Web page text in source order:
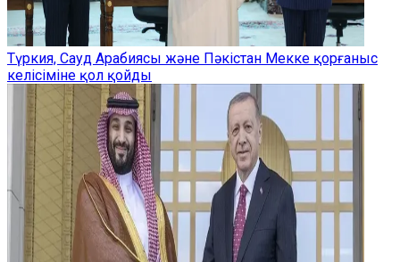
Түркия, Сауд Арабиясы және Пәкістан Мекке қорғаныс
келісіміне қол қойды